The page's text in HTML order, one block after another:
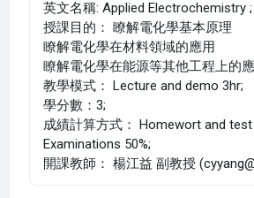
英文名稱: Applied Electrochemistry ;
授課目的： 瞭解電化學基本原理
瞭解電化學在材料領域的應用
瞭解電化學在能源等其他工程上的
教學模式： Lecture and demo 3hr;
學分數：3;
成績計算方式： Homewort and test
Examinations 50%;
開課教師： 楊江益 副教授